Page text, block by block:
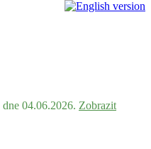
04.06.2026. Zobrazit